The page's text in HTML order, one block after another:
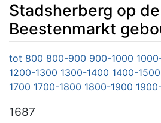
Stadsherberg op de
Beestenmarkt
Ga naar: navigatie ,zoeken
tot 800 800-900 900-1000
1200-1300 1300-1400 1400-1500
1700 1700-1800 1800-1900
1687